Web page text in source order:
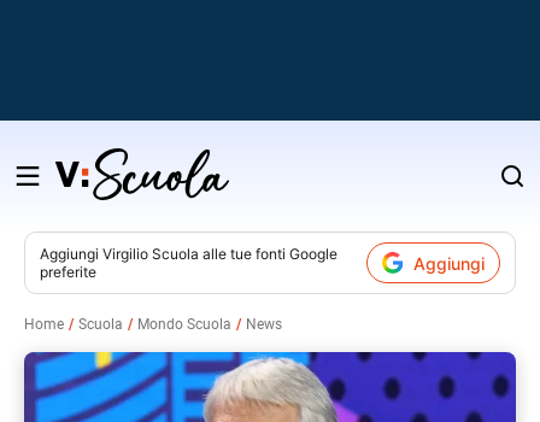
Salta
contenuto
Aggiungi Virgilio Scuola alle tue fonti Google
preferite
Aggiungi
Home Scuola Mondo Scuola News